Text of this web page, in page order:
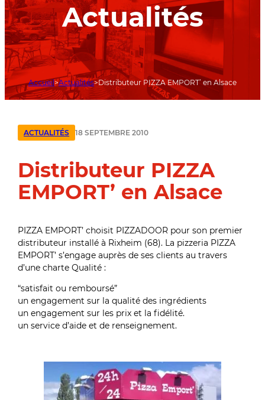
Actualités
Accueil Actualités Distributeur PIZZA EMPORT’ en Alsace
ACTUALITÉS 18 SEPTEMBRE 2010
Distributeur PIZZA
EMPORT’ en Alsace
PIZZA EMPORT’ choisit PIZZADOOR pour son premier
distributeur installé à Rixheim (68). La pizzeria PIZZA
EMPORT’ s’engage auprès de ses clients au travers
d’une charte Qualité :
“satisfait ou remboursé”
un engagement sur la qualité des ingrédients
un engagement sur les prix et la fidélité.
un service d’aide et de renseignement.